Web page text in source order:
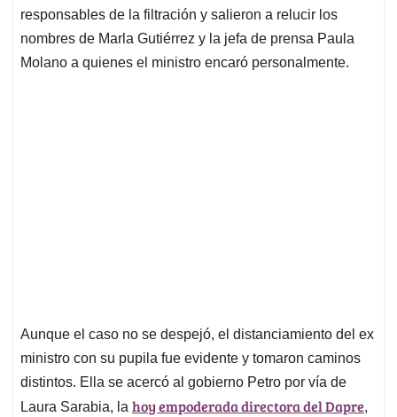
responsables de la filtración y salieron a relucir los
nombres de Marla Gutiérrez y la jefa de prensa Paula
Molano a quienes el ministro encaró personalmente.
Aunque el caso no se despejó, el distanciamiento del ex
ministro con su pupila fue evidente y tomaron caminos
distintos. Ella se acercó al gobierno Petro por vía de
Laura Sarabia, la hoy empoderada directora del Dapre,